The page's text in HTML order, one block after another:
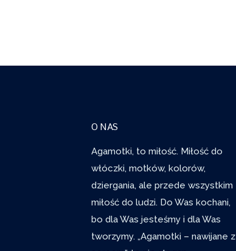
O NAS
Agamotki, to miłość. Miłość do
włóczki, motków, kolorów,
dziergania, ale przede wszystkim
miłość do ludzi. Do Was kochani,
bo dla Was jesteśmy i dla Was
tworzymy. „Agamotki – nawijane z